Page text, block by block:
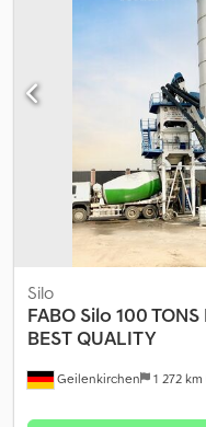
ašies apkrova (ašis 3): 7
Bluetooth, EBS
reguliavimas, elektroninė
kondicionavimas, oro
trauki kontrolė
Geilenkirchen 1 272 km
Silo
FABO Silo100 TONS
BEST QUALITY